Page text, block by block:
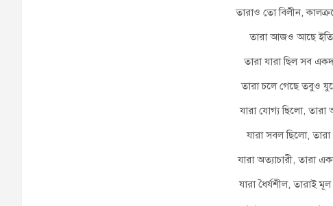
তারাও তো বিলীন,
তারা আজও আছে
তারা যারা ছিল সব
তারা চলে গেছে তবুও
যারা যোগ্য ছিলো,
যারা সবল ছিলো,
যারা অত্যাচারী, তারা
যারা ধৈর্যশীল, তারাই